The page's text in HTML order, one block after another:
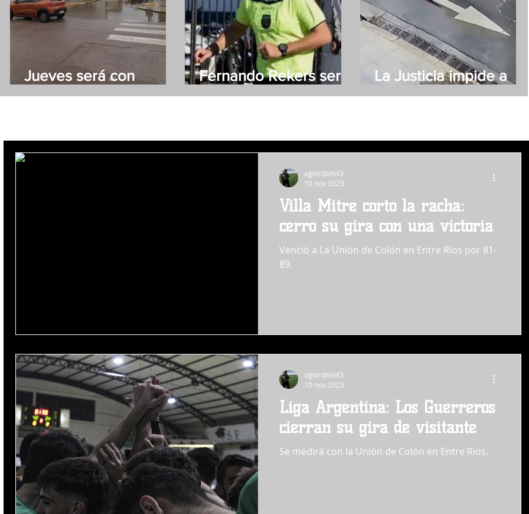
Jueves será con
lluvias
Fernando Rekers será
el árbitro de Villa Mitre
La Justicia impide a
Moyano acercarse a
Villa Mitre cortó la racha:
cerró su gira con una victoria
Venció a La Unión de Colón en Entre Rios por 81-
89.
agiordani43
10 nov 2023
Liga Argentina: Los Guerreros
cierran su gira de visitante
Se medirá con la Unión de Colón en Entre Rios.
agiordani43
10 nov 2023